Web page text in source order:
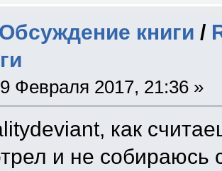
Обсуждение книги /
Февраля 2017, 21:36 »
как
и не собираюсь